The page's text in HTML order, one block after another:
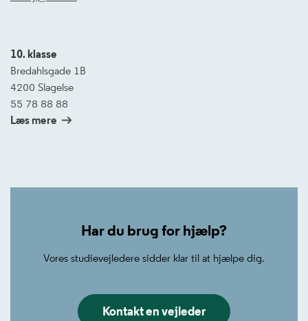
10. klasse
Bredahlsgade 1B
4200 Slagelse
55 78 88 88
Læs mere
Har du brug for hjælp?
Vores studievejledere sidder klar til at hjælpe dig.
Kontakt en vejleder